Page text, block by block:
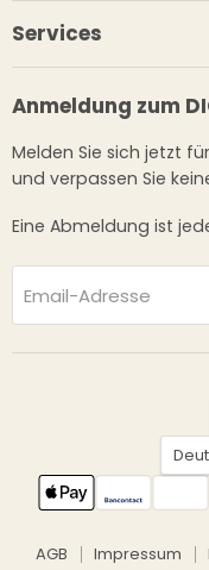
Services
Anmeldung zum
Melden Sie sich jetzt
und verpassen Sie
Eine Abmeldung ist
Email-Adresse
AGB Impressum